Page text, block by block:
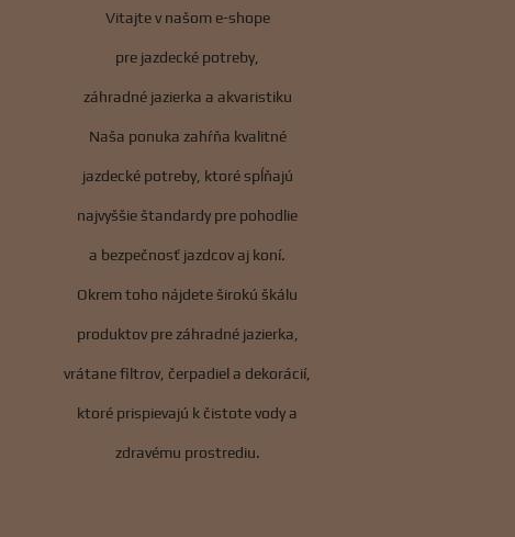
Vitajte v našom e-shope
pre jazdecké potreby,
záhradné jazierka a akvaristiku
Naša ponuka zahŕňa kvalitné
jazdecké potreby, ktoré spĺňajú
najvyššie štandardy pre pohodlie
a bezpečnosť jazdcov aj koní.
Okrem toho nájdete širokú škálu
produktov pre záhradné jazierka,
vrátane filtrov, čerpadiel a dekorácií,
ktoré prispievajú k čistote vody a
zdravému prostrediu.